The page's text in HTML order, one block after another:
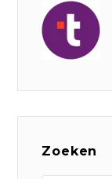
Zoeken